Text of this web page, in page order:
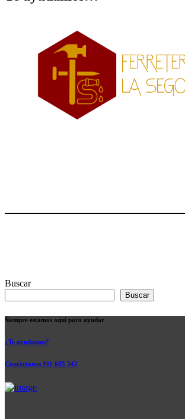
Buscar
Buscar
Siempre estamos aquí para ayudar
¿Te ayudamos?
Contáctanos 911 685 342